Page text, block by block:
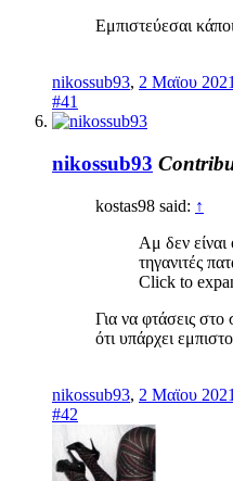
Εμπιστεύεσαι
nikossub93, 2 Μαϊου 2021
#41
nikossub93
kostas98 said: ↑
Αμ δεν
τηγανιτές
Click to
Για να φτάσεις
ότι υπάρχει
nikossub93, 2 Μαϊου 2021
#42